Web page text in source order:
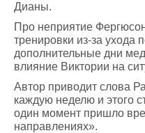
Дианы.
Про неприятие
тренировки из-за ухода
дополнительные дни
влияние Виктории на
Автор приводит слова
каждую неделю и этого
один момент пришло
направлениях».